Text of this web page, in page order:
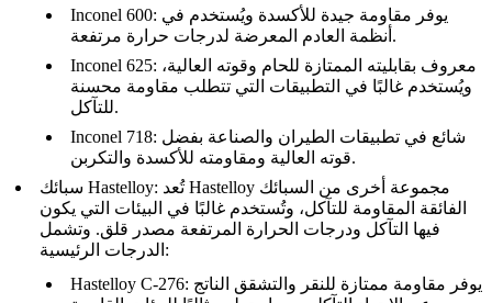
Inconel 600: يوفر مقاومة جيدة للأكسدة ويُستخدم في
أنظمة العادم المعرضة لدرجات حرارة مرتفعة.
Inconel 625: معروف بقابليته الممتازة للحام وقوته العالية،
ويُستخدم غالبًا في التطبيقات التي تتطلب مقاومة محسنة
للتآكل.
Inconel 718: شائع في تطبيقات الطيران والصناعة بفضل
قوته العالية ومقاومته للأكسدة والتكربن.
سبائك Hastelloy: تُعدHastelloy
الفائقة المقاومة للتآكل، وتُستخدم غالبًا في البيئات التي يكون
فيها التآكل ودرجات الحرارة المرتفعة مصدر قلق. وتشمل
الدرجات الرئيسية:
Hastelloy C-276: يوفر مقاومة ممتازة للنقر والتشقق الناتج